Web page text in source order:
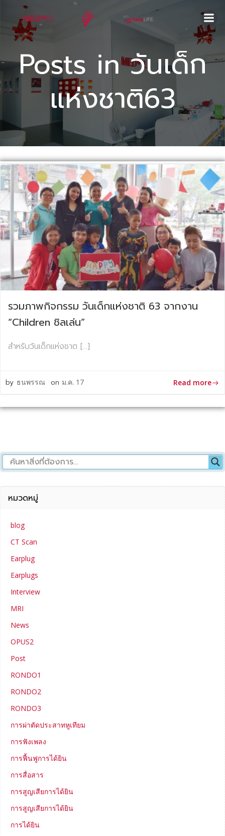
content
Posts in วันเด็ก
แห่งชาติ63
รวมภาพกิจกรรม วันเด็กแห่งชาติ 63 จากงาน
“Children ชิลเล่น”
สำหรับวันเด็กแห่งชาต […]
by ธนพรรณ on ม.ค. 17 Read more
หมวดหมู่
blog
CT Scan
Earplug
Earplugs
Interview
MRI
News
OPUS2
Post
RONDO1
RONDO2
RONDO3
การผ่าตัดประสาทหูเทียม
การฟังเพลง
การฟื้นฟูการได้ยิน
การสื่อสาร
การสูญเสียการได้ยิน
การสูญเสียการได้ยิน
การได้ยิน